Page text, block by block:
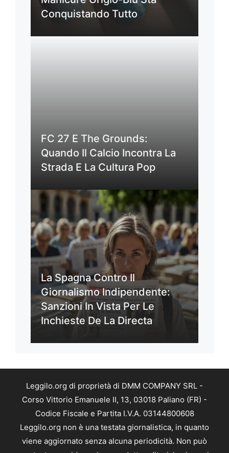
Conquistando Tutto
FC 27 E The Grounds:
Quando Il Calcio Incontra La
Strada E La Cultura Pop
La Spagna Contro Il
Giornalismo Indipendente:
Sanzioni In Vista Per Le
Inchieste De La Directa
Leggilo.org di proprietà di DMM COMPANY SRL -
Corso Vittorio Emanuele II, 13, 03018 Paliano (FR) -
Codice Fiscale e Partita I.V.A. 03144800608
Leggilo.org non è una testata giornalistica, in quanto
viene aggiornato senza alcuna periodicità. Non può